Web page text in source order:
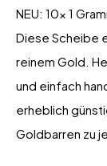
NEU: 10x 1
Diese Scheibe
reinem Gold.
und einfach
erheblich
Goldbarren zu